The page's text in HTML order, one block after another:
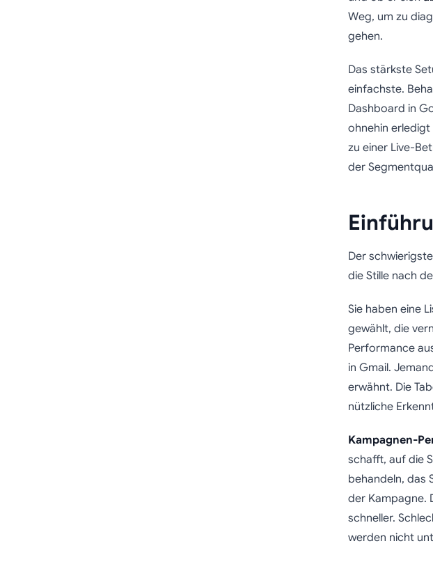
Weg, um zu
gehen.
Das stärkste
einfachste.
Dashboard in
ohnehin erledigt
zu einer Live-
der
Der
die Stille nach
Sie haben eine
gewählt, die
Performance
in Gmail.
erwähnt. Die
nützliche
Kampagnen-
schafft, auf die
behandeln, das
der Kampagne.
schneller.
werden nicht